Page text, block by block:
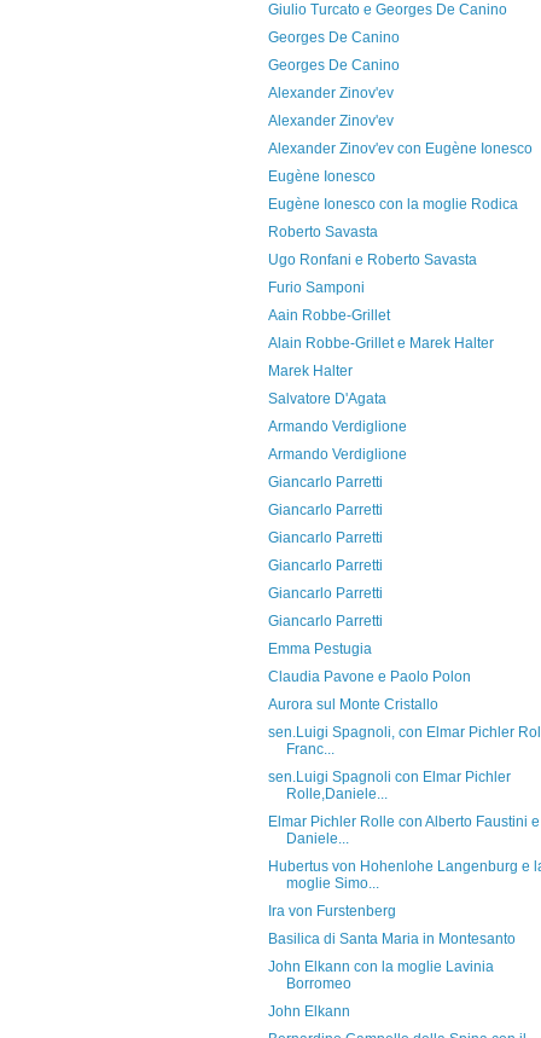
Giulio Turcato e Georges De Canino
Georges De Canino
Georges De Canino
Alexander Zinov'ev
Alexander Zinov'ev
Alexander Zinov'ev con Eugène Ionesco
Eugène Ionesco
Eugène Ionesco con la moglie Rodica
Roberto Savasta
Ugo Ronfani e Roberto Savasta
Furio Samponi
Aain Robbe-Grillet
Alain Robbe-Grillet e Marek Halter
Marek Halter
Salvatore D'Agata
Armando Verdiglione
Armando Verdiglione
Giancarlo Parretti
Giancarlo Parretti
Giancarlo Parretti
Giancarlo Parretti
Giancarlo Parretti
Giancarlo Parretti
Emma Pestugia
Claudia Pavone e Paolo Polon
Aurora sul Monte Cristallo
sen.Luigi Spagnoli, con Elmar Pichler
Franc...
sen.Luigi Spagnoli con Elmar Pichler
Rolle,Daniele...
Elmar Pichler Rolle con Alberto Faustini e
Daniele...
Hubertus von Hohenlohe Langenburg e
moglie Simo...
Ira von Furstenberg
Basilica di Santa Maria in Montesanto
John Elkann con la moglie Lavinia
Borromeo
John Elkann